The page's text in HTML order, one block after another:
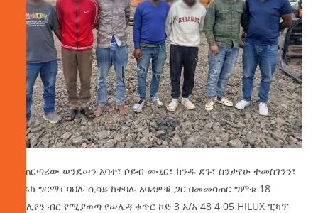
ተጠርጣሪው ወንደሠን አባተ፣ ሶይብ ሙኒር፣ ክንዱ ደጉ፣ ስንታየሁ ተመስገንን፣
ብሩክ ግርማ፣ ባህሉ ሲሳይ ከተባሉ አባሪዎቹ ጋር በመመሳጠር ግምቱ 18
ሚሊየን ብር የሚያወጣ የሠሌዳ ቁጥር ኮድ 3 አ/አ 48 4 05 HILUX ፒካፕ